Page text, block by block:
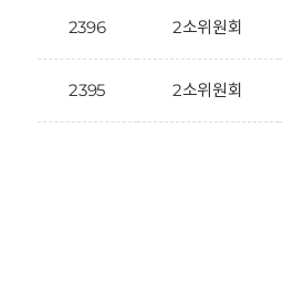
2396 2소위원회
2395 2소위원회